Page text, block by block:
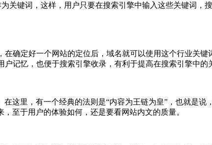
关键词，这样，用户只要在搜索引擎中输入这些关键词，
定好一个网站的定位后，域名就可以使用这个行业关键
记忆，也便于搜索引擎收录，有利于提高在搜索引擎中的
里，有一个经典的法则是“内容为王链为皇”，也就是说
至于用户的体验如何，还是要看网站内文的质量。